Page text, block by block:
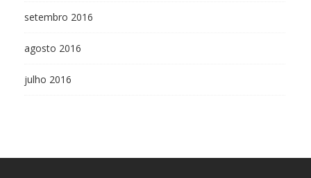
setembro 2016
agosto 2016
julho 2016